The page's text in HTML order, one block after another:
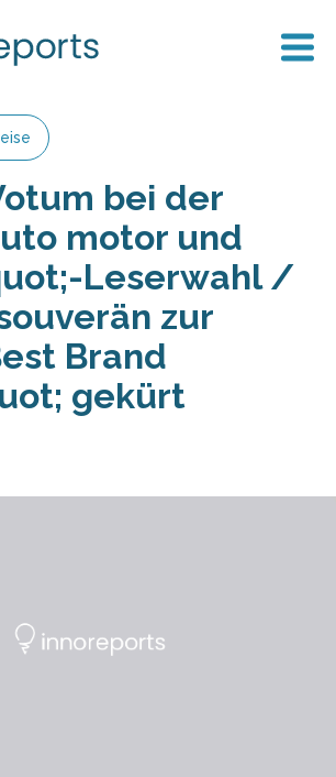
bei der
motor und
Leserwahl /
zur
Brand
gekürt